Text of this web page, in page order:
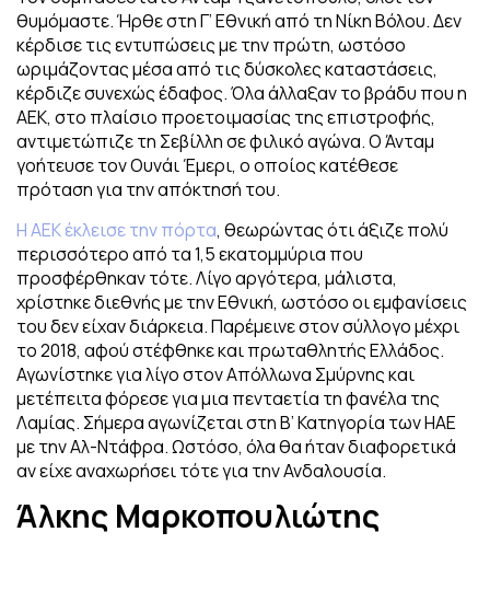
θυμόμαστε. Ήρθε στη Γ’ Εθνική από τη Νίκη Βόλου. Δεν
κέρδισε τις εντυπώσεις με την πρώτη, ωστόσο
ωριμάζοντας μέσα από τις δύσκολες καταστάσεις,
κέρδιζε συνεχώς έδαφος. Όλα άλλαξαν το βράδυ που η
ΑΕΚ, στο πλαίσιο προετοιμασίας της επιστροφής,
αντιμετώπιζε τη Σεβίλλη σε φιλικό αγώνα. Ο Άνταμ
γοήτευσε τον Ουνάι Έμερι, ο οποίος κατέθεσε
πρόταση για την απόκτησή του.
Η ΑΕΚ έκλεισε την πόρτα, θεωρώντας ότι άξιζε πολύ
περισσότερο από τα 1,5 εκατομμύρια που
προσφέρθηκαν τότε. Λίγο αργότερα, μάλιστα,
χρίστηκε διεθνής με την Εθνική, ωστόσο οι εμφανίσεις
του δεν είχαν διάρκεια. Παρέμεινε στον σύλλογο μέχρι
το 2018, αφού στέφθηκε και πρωταθλητής Ελλάδος.
Αγωνίστηκε για λίγο στον Απόλλωνα Σμύρνης και
μετέπειτα φόρεσε για μια πενταετία τη φανέλα της
Λαμίας. Σήμερα αγωνίζεται στη Β’ Κατηγορία των ΗΑΕ
με την Αλ-Ντάφρα. Ωστόσο, όλα θα ήταν διαφορετικά
αν είχε αναχωρήσει τότε για την Ανδαλουσία.
Άλκης Μαρκοπουλιώτης